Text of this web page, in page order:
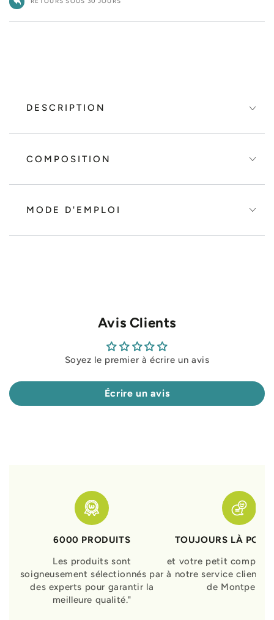
DESCRIPTION
COMPOSITION
MODE D'EMPLOI
Avis Clients
Soyez le premier à écrire un avis
Écrire un avis
6000 PRODUITS
Les produits sont
soigneusement sélectionnés par
des experts pour garantir la
meilleure qualité."
TOUJOURS LÀ
et votre petit
à notre service clients
de Montpellier